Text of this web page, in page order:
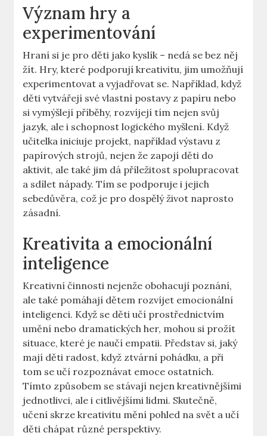
Význam hry⁣ a
experimentování
Hraní si je ‌pro děti jako kyslík – nedá se bez ⁣něj
žít.⁢ Hry, které podporují kreativitu, jim umožňují
experimentovat a vyjadřovat ⁢se. Například, když
děti vytvářejí své‌ vlastní postavy z papíru nebo
si vymýšlejí příběhy, rozvíjejí tím ⁣nejen svůj
jazyk, ale i schopnost ‌logického myšlení. Když
⁣učitelka ‌iniciuje projekt, například výstavu z
papírových strojů, nejen že zapojí děti do
aktivit, ​ale‍ také jim dá příležitost spolupracovat
a sdílet‌ nápady. Tím ‌se podporuje⁢ i jejich
sebedůvěra, což je pro dospělý život naprosto
zásadní.
Kreativita a emocionální
inteligence
Kreativní ​činnosti nejenže obohacují poznání,
ale také pomáhají dětem rozvíjet‌ emocionální
inteligenci.‍ Když se děti⁤ učí prostřednictvím
umění nebo ‌dramatických ​her, mohou⁣ si prožít
situace,⁣ které je naučí empatii. Představ si, jaký
mají děti⁤ radost, když ztvární⁣ pohádku, a ⁣při
tom se učí ⁤rozpoznávat emoce ostatních.
Tímto způsobem se stávají nejen kreativnějšími
jednotlivci, ale ​i⁢ citlivějšími lidmi. Skutečně,
učení skrze kreativitu mění pohled na svět‍ a učí
děti chápat různé perspektivy.